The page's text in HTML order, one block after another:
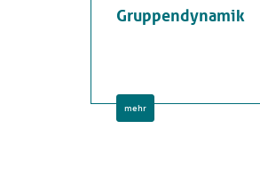
Gruppendynamik
mehr